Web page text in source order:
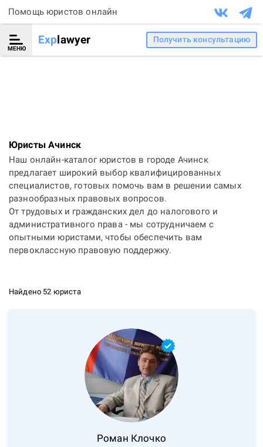
Помощь юристов онлайн
МЕНЮ
Explawyer Получить консультацию
Юристы Ачинск
Наш онлайн-каталог юристов в городе Ачинск
предлагает широкий выбор квалифицированных
специалистов, готовых помочь вам в решении самых
разнообразных правовых вопросов.
От трудовых и гражданских дел до налогового и
административного права - мы сотрудничаем с
опытными юристами, чтобы обеспечить вам
первоклассную правовую поддержку.
Найдено 52 юриста
Роман Клочко